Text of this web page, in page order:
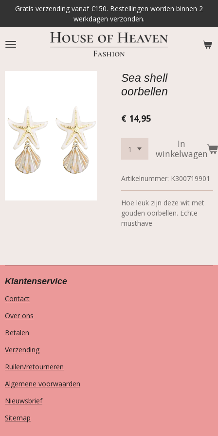
naar
de
hoofdinhoud
Gratis verzending vanaf €150. Bestellingen worden binnen 2
werkdagen verzonden.
Sea shell
oorbellen
€ 14,95
In
winkelwagen
Artikelnummer: K300719901
Hoe leuk zijn deze wit met
gouden oorbellen. Echte
musthave
Klantenservice
Contact
Over ons
Betalen
Verzending
Ruilen/retourneren
Algemene voorwaarden
Nieuwsbrief
Sitemap